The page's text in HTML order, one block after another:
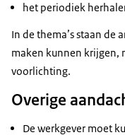
het periodiek
In de thema’s staan de
maken kunnen krijgen,
voorlichting.
Overige
De werkgever moet